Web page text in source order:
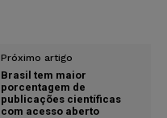
Próximo artigo
Brasil tem maior
porcentagem de
publicações científicas
com acesso aberto